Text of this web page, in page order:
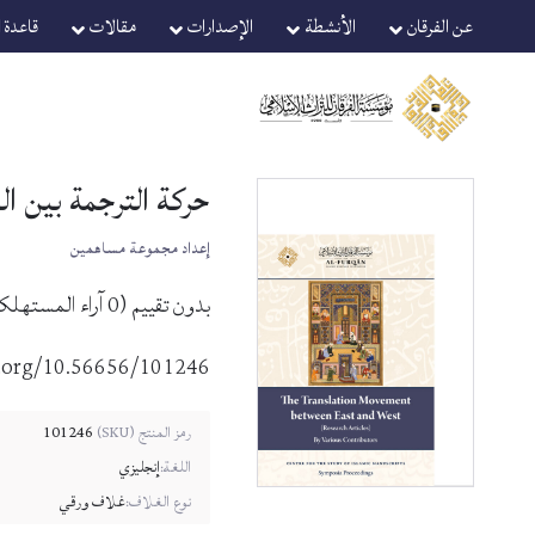
to
content
to
navigation
عن الفرقان الأنشطة الإصدارات مقالات
حركة الترجمة بين
إعداد مجموعة مساهمين
بدون تقييم(
0آراء
10.56656/101246
رمز المنتج (SKU) 101246
اللغة:إنجليزي
نوع الغلاف:غلاف ورقي
كمية
حركة
الترجمة